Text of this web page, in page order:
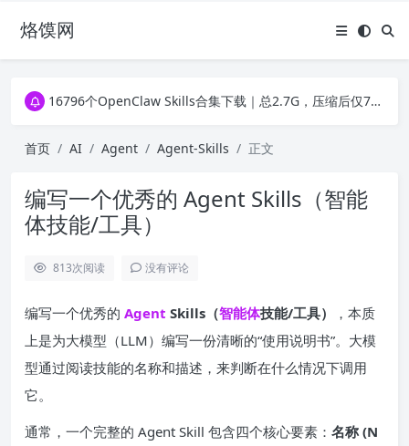
烙馍网
16796个OpenClaw Skills合集下载｜总2.7G，压缩后仅738M，覆盖全场景技能
16796个OpenClaw Skills合集下载｜总2.7G，压缩后仅738M，覆盖全场景技能
首页
AI Agent Agent-Skills 正文
编写一个优秀的 Agent Skills（智能
体技能/工具）
813次阅读 没有评论
编写一个优秀的 Agent Skills（智能体技能/工具）
，本质
上是为大模型（LLM）编写一份清晰的“使用说明书”。大模
型通过阅读技能的名称和描述，来判断在什么情况下调用
它。
通常，一个完整的 Agent Skill 包含四个核心要素： 名称 (N